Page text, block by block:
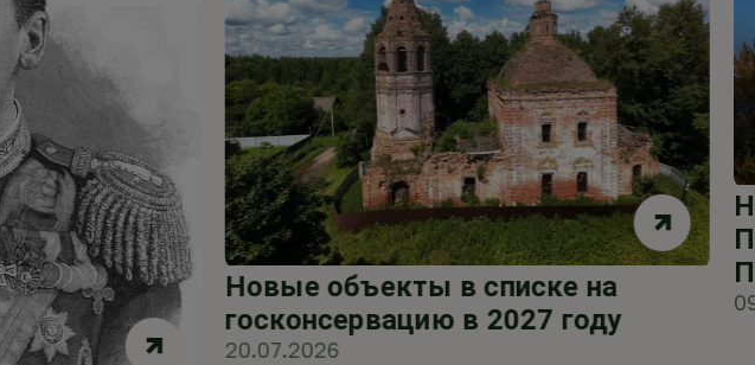
Новые объекты в списке на
госконсервацию в 2027 году
20.07.2026